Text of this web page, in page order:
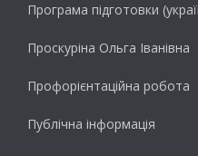
Програма підготовки
Проскуріна Ольга Іванівна
Профорієнтаційна робота
Публічна інформація